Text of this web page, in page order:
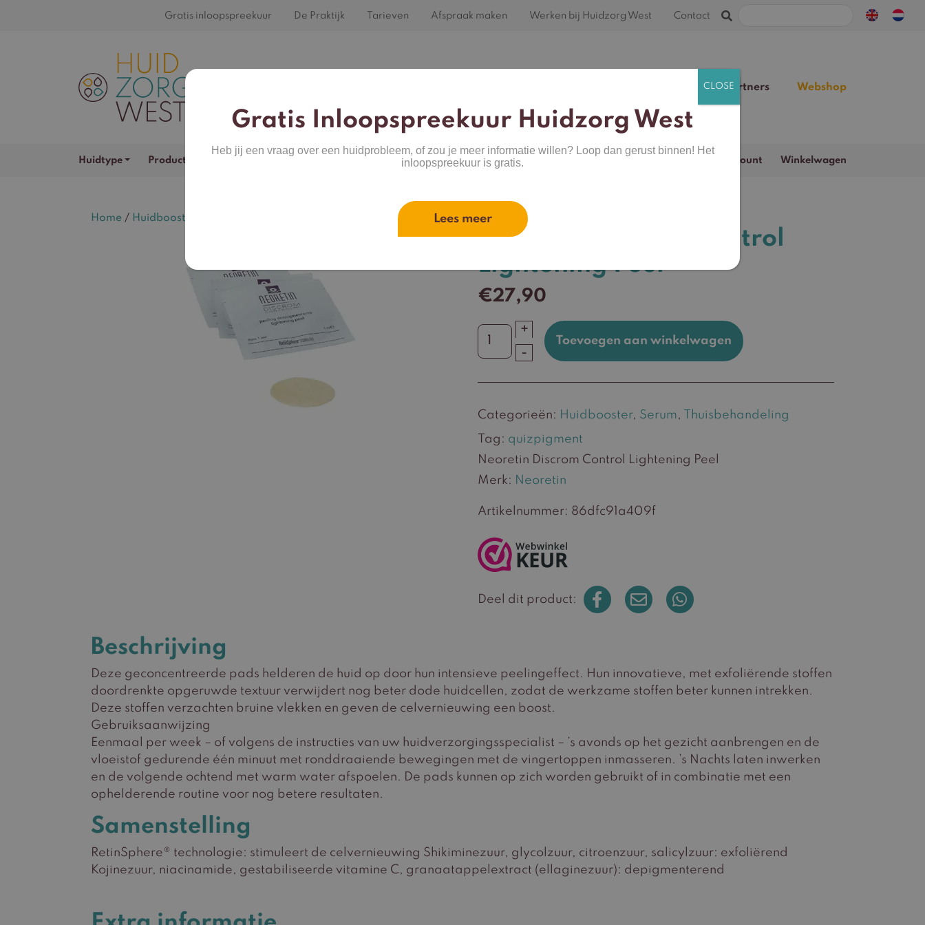
Gratis inloopspreekuur De Praktijk Tarieven Afspraak maken Werken bij Huidzorg West Contact
Zoeken
Partners Webshop
Huidtype Productcategorieën
Zoeken
Mijn account Winkelwagen
Home / Huidbooster / Neoretin Discrom Control Lightening Peel
Neoretin Discrom Control
Lightening Peel
€27,90
Neoretin
Discrom
Control
Peel
aantal
+
-
Toevoegen aan winkelwagen
Artikelnummer: 86dfc91a409f
Categorieën: Huidbooster, Serum,
Thuisbehandeling
Tag: quizpigment
Neoretin Discrom Control Lightening Peel
Deel dit product:
Merk: Neoretin
Beschrijving
Deze geconcentreerde pads helderen de huid op door hun intensieve peelingeffect. Hun innovatieve, met exfoliërende stoffen
doordrenkte opgeruwde textuur verwijdert nog beter dode huidcellen, zodat de werkzame stoffen beter kunnen intrekken.
Deze stoffen verzachten bruine vlekken en geven de celvernieuwing een boost.
Gebruiksaanwijzing
Eenmaal per week – of volgens de instructies van uw huidverzorgingsspecialist – ’s avonds op het gezicht aanbrengen en de
vloeistof gedurende één minuut met ronddraaiende bewegingen met de vingertoppen inmasseren. ’s Nachts laten inwerken
en de volgende ochtend met warm water afspoelen. De pads kunnen op zich worden gebruikt of in combinatie met een
ophelderende routine voor nog betere resultaten.
Samenstelling
RetinSphere® technologie: stimuleert de celvernieuwing Shikiminezuur, glycolzuur, citroenzuur, salicylzuur: exfoliërend
Kojinezuur, niacinamide, gestabiliseerde vitamine C, granaatappelextract (ellaginezuur): depigmenterend
Gratis Inloopspreekuur Huidzorg West
Heb jij een vraag over een huidprobleem, of zou je meer informatie willen? Loop dan gerust binnen! Het
inloopspreekuur is gratis.
Lees meer